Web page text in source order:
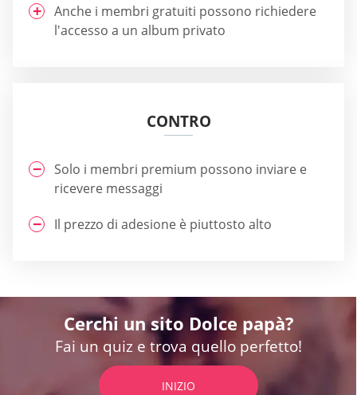
Anche i membri gratuiti possono richiedere
l'accesso a un album privato
CONTRO
Solo i membri premium possono inviare e
ricevere messaggi
Il prezzo di adesione è piuttosto alto
Cerchi un sito Dolce papà?
Fai un quiz e trova quello perfetto!
INIZIO